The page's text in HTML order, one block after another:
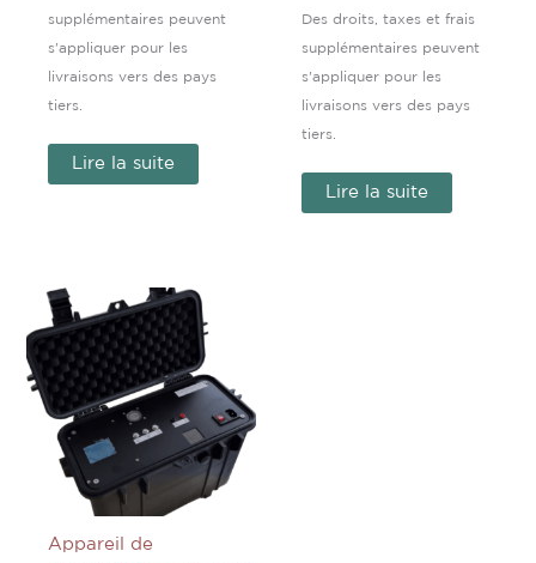
supplémentaires peuvent
s'appliquer pour les
livraisons vers des pays
tiers.
Lire la suite
Des droits, taxes et frais
supplémentaires peuvent
s'appliquer pour les
livraisons vers des pays
tiers.
Lire la suite
Appareil de